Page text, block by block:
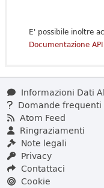
E' possibile inoltre
Documentazione API
Informazioni Dati
Domande frequenti
Atom Feed
Ringraziamenti
Note legali
Privacy
Contattaci
Cookie